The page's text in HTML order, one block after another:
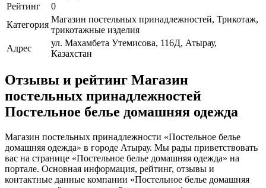
Рейтинг
0
Категория
Магазин постельных принадлежностей, Трикотаж,
трикотажные изделия
Адрес
ул. Махамбета Утемисова, 116Д, Атырау,
Казахстан
Отзывы и рейтинг Магазин
постельных принадлежностей
Постельное белье домашняя одежда
Магазин постельных принадлежности «Постельное белье
домашняя одежда» в городе Атырау. Мы рады приветствовать
вас на странице «Постельное белье домашняя одежда» на
портале. Основная информация, рейтинг, отзывы и
контактные данные компании «Постельное белье домашняя